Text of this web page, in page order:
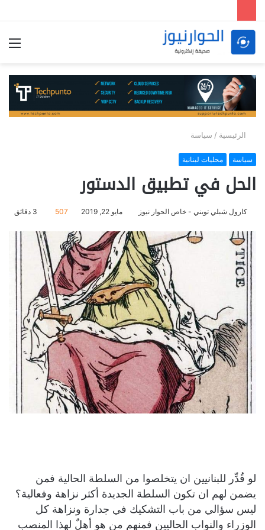
الرئيسية / سياسة
سياسة محليات لبنانية
الحل في تطبيق الدستور
كارول شبلي تويني - خاص الحوار نيوز مايو 22, 2019 507
لو قُدِّر للبنانيين ان يتخلصوا من السلطة الحالية فمن
يضمن لهم ان تكون السلطة الجديدة أكثر نزاهة وفعالية؟
ليس سؤالي من باب التشكيك في جدارة ونزاهة كل
الوزراء والنواب الحاليين فمنهم من هو أهلٌ لهذا المنصب